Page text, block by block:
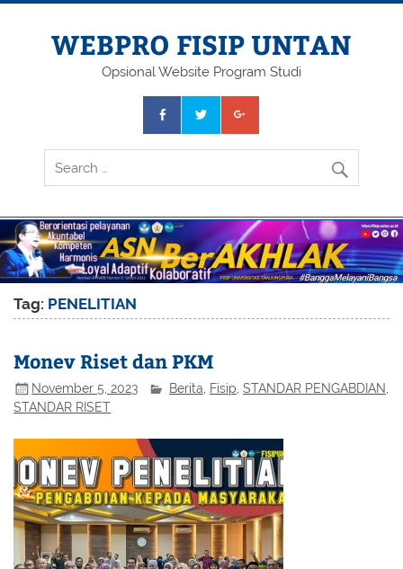
Skip
WEBPRO FISIP UNTAN
Opsional Website Program Studi
Tag: PENELITIAN
Monev Riset dan PKM
November 5, 2023 Berita Fisip ,STANDAR PENGABDIAN
STANDAR RISET